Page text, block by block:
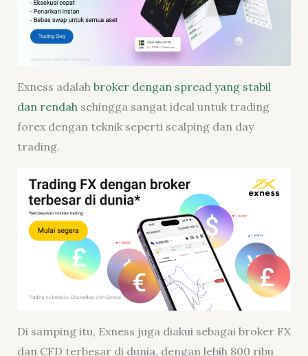
Exness adalah broker dengan spread yang stabil
dan rendah sehingga sangat ideal untuk trading
forex dengan teknik seperti scalping dan day
trading.
Di samping itu, Exness juga diakui sebagai broker FX
dan CFD terbesar di dunia, dengan lebih 800 ribu